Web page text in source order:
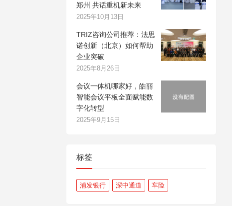
郑州 共话重机新未来
2025年10月13日
TRIZ咨询公司推荐：法思
诺创新（北京）如何帮助
企业突破
2025年8月26日
会议一体机哪家好，皓丽
智能会议平板全面赋能数
字化转型
2025年9月15日
标签
浦发银行 深中通道 车险